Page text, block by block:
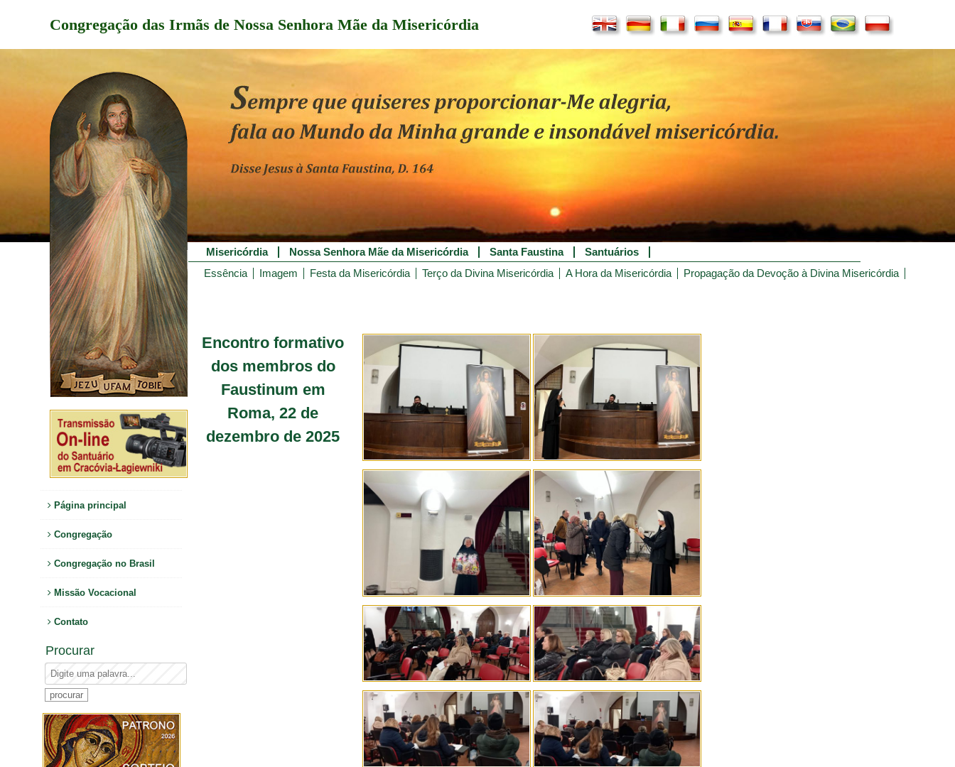
Congregação das Irmãs de Nossa Senhora Mãe da Misericórdia
Página principal
Congregação
Congregação no Brasil
Missão Vocacional
Contato
Procurar
Misericórdia Nossa Senhora Mãe da Misericórdia Santa Faustina
Santuários
Essência
Imagem Festa da Misericórdia Terço da Divina Misericórdia A Hora da Misericórdia Propagação da Devoção à Divina Misericórdia
Encontro formativo
dos membros do
Faustinum em
Roma, 22 de
dezembro de 2025